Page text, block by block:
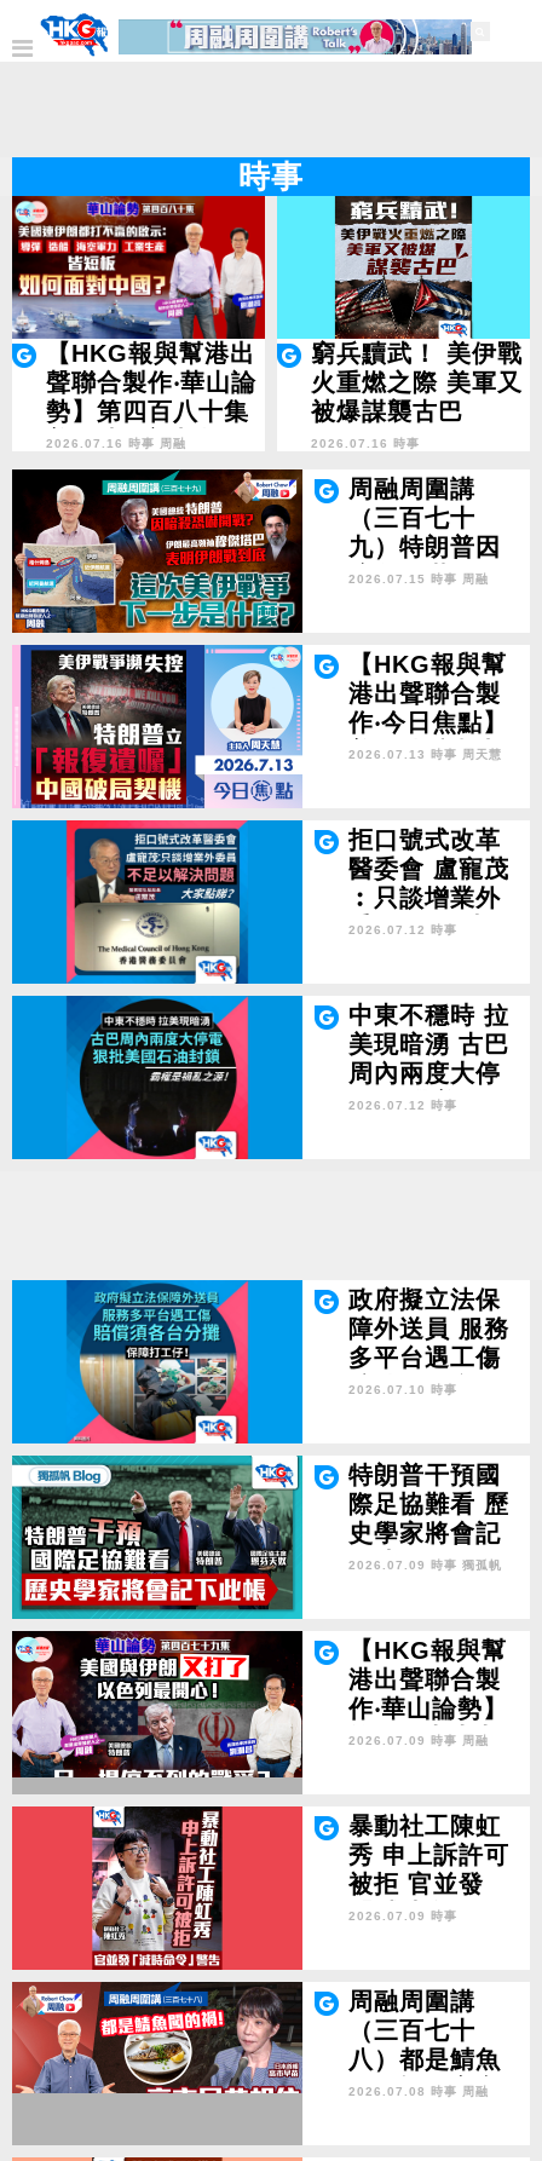
時事
【HKG報與幫港出
聲聯合製作‧華山論
勢】第四百八十集
美國連伊朗都打不
贏的啟示：導彈 造
船 海空軍力 工業
生產皆短板 如何面
對中國？
2026.07.16 時事 周融
窮兵黷武！ 美伊戰
火重燃之際 美軍又
被爆謀襲古巴
2026.07.16 時事
周融周圍講
（三百七十
九）特朗普因
暗殺恐嚇開
底 這次美伊戰
爭下一步是什
麼？
2026.07.15 時事 周融
【HKG報與幫
港出聲聯合製
作‧今日焦點】
美伊戰爭瀕失
中國破局契機
2026.07.13 時事 周天慧
拒口號式改革
醫委會 盧寵茂
︰只談增業外
委員 不足以解
2026.07.12 時事
中東不穩時 拉
美現暗湧 古巴
周內兩度大停
電 狠批美國石
2026.07.12 時事
政府擬立法保
障外送員 服務
多平台遇工傷
賠償須各台分
2026.07.10 時事
特朗普干預國
際足協難看 歷
史學家將會記
下此帳
2026.07.09 時事 獨孤帆
【HKG報與幫
港出聲聯合製
作‧華山論勢】
第四百七十九
最開心！另一
場停不到的戰
爭？
2026.07.09 時事 周融
暴動社工陳虹
秀 申上訴許可
被拒 官並發
「減時命令」
2026.07.09 時事
周融周圍講
（三百七十
八）都是鯖魚
闖的禍！高市
2026.07.08 時事 周融